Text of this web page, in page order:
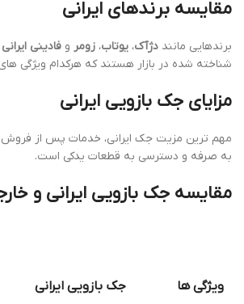
مقایسه برندهای ایرانی
برندهایی مانند دژآک، یوتاب، زومر و فادینی ایرانی
شناخته شده در بازار هستند که هرکدام ویژگی
مزایای جک بازویی ایرانی
مهم ترین مزیت جک ایرانی، خدمات پس از
به صرفه و دسترسی به قطعات یدکی است.
مقایسه جک بازویی ایرانی و
ویژگی ها جک بازویی ایرانی